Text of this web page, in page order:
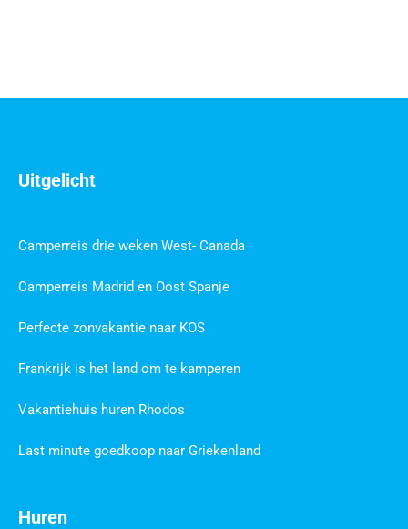
Huren
Uitgelicht
Camperreis drie weken West- Canada
Camperreis Madrid en Oost Spanje
Perfecte zonvakantie naar KOS
Frankrijk is het land om te kamperen
Vakantiehuis huren Rhodos
Last minute goedkoop naar Griekenland